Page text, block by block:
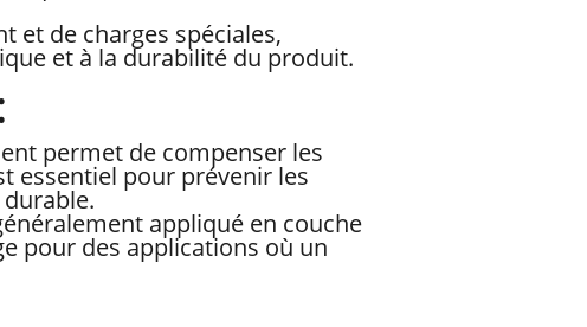
et de charges spéciales,
et à la durabilité du produit.
permet de compenser les
essentiel pour prévenir les
appliqué en couche
pour des applications où un